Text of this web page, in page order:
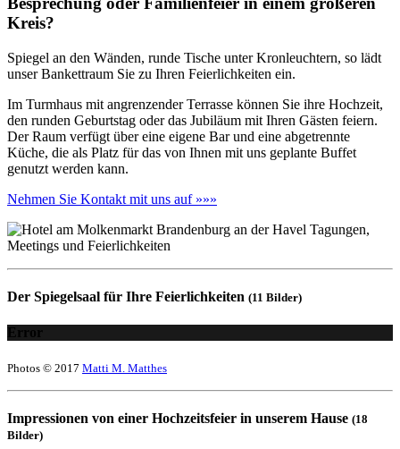
Kreis?
Spiegel an den Wänden, runde Tische unter Kronleuchtern, so lädt
unser Bankettraum Sie zu Ihren Feierlichkeiten ein.
Im Turmhaus mit angrenzender Terrasse können Sie ihre Hochzeit,
den runden Geburtstag oder das Jubiläum mit Ihren Gästen feiern.
Der Raum verfügt über eine eigene Bar und eine abgetrennte
Küche, die als Platz für das von Ihnen mit uns geplante Buffet
genutzt werden kann.
Nehmen Sie Kontakt mit uns auf »»»
Der Spiegelsaal für Ihre Feierlichkeiten (11 Bilder)
Error
Photos © 2017 Matti M. Matthes
Impressionen von einer Hochzeitsfeier in unserem Hause (18
Bilder)